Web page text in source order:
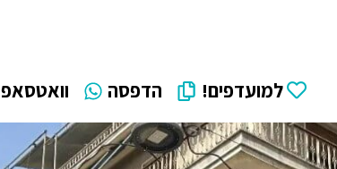
למועדפים! הדפסה וואטסאפ